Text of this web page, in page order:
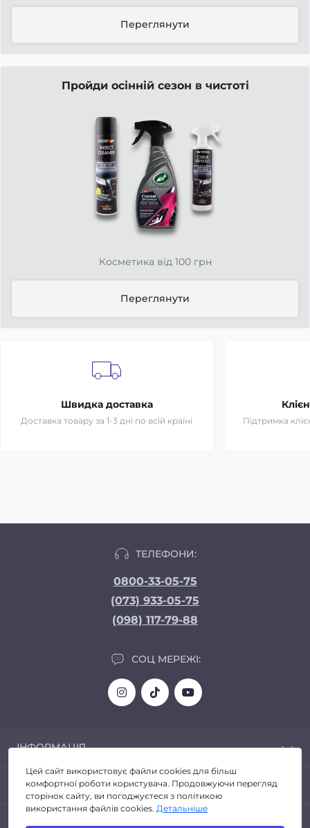
Переглянути
Пройди осінній сезон в чистоті
Косметика від 100 грн
Переглянути
Швидка доставка
Доставка товару за 1-3 дні по всій країні Підтримка
ТЕЛЕФОНИ:
0800-33-05-75
(073) 933-05-75
(098) 117-79-88
СОЦ МЕРЕЖІ:
ІНФОРМАЦІЯ
Доставка та Оплата
Про магазин
Політика конфіденційності
Договір публічної оферти
ПОПУЛЯРНЕ
Автозвук
Цей сайт використовує файли cookies для більш
комфортної роботи користувача. Продовжуючи перегляд
сторінок сайту, ви погоджуєтеся з політикою
використання файлів cookies. Детальніше